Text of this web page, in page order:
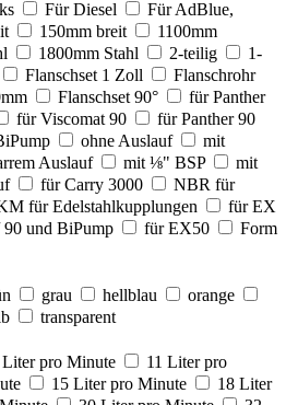
Für Diesel
Für AdBlue,
150mm breit
1100mm
1800mm Stahl 2-teilig
1-
Flanschset 1 Zoll
Flanschrohr
Flanschset 90°
für Panther
für Viscomat 90
für Panther 90
ohne Auslauf
mit
Auslauf mit ⅛" BSP
mit
für Carry 3000
NBR für
für Edelstahlkupplungen
für EX
90 und BiPump für EX50
Form
grau hellblau
orange
transparent
pro Minute
11 Liter pro
15 Liter pro Minute
18 Liter